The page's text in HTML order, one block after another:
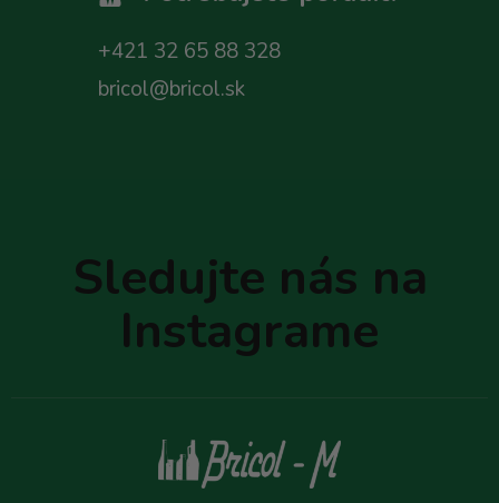
+421 32 65 88 328
bricol@bricol.sk
Sledujte nás na
Instagrame